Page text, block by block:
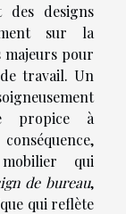
des designs
sur la
majeurs pour
travail. Un
propice à
qui
de bureau,
qui reflète